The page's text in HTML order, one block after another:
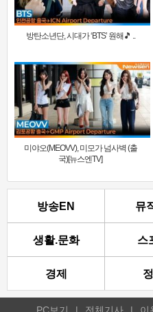
방탄소년단, 시대가 ‘BTS’ 원해🎵 ..
미야오(MEOVV), 미모가 넘사벽 (출
국)[뉴스엔TV]
방송EN 뮤
생활.문화 스
경제